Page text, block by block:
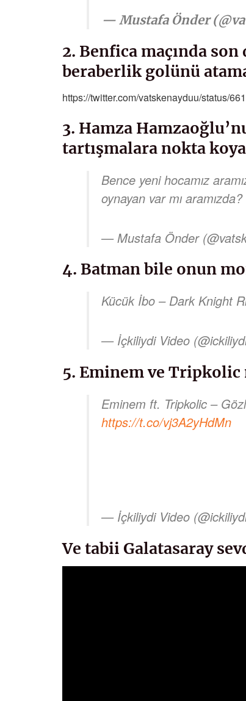
— Mustafa Önder
2. Benfica maçında
beraberlik golünü
https://twitter.com/vatskenayduu/status/
3. Hamza
tartışmalara nokta
Bence yeni hocamız
oynayan var mı aramızda?
— Mustafa Önder
4. Batman bile onun
Kücük İbo – Dark Knight
— İçkiliydi Video
5. Eminem ve Tripkolic
Eminem ft. Tripkolic –
https://t.co/vj3A2yHdMn
— İçkiliydi Video
Ve tabii Galatasaray